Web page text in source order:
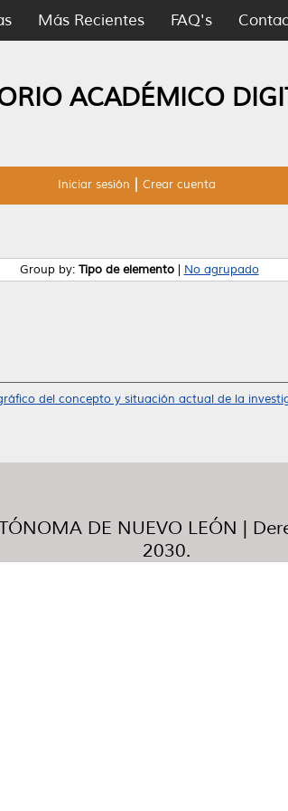
Más Recientes FAQ's
ACADÉMICO
Iniciar sesión Crear cuenta
Group by: Tipo de elemento| No agrupado
del concepto y situación actual de la
DE NUEVO LEÓN |
2030.